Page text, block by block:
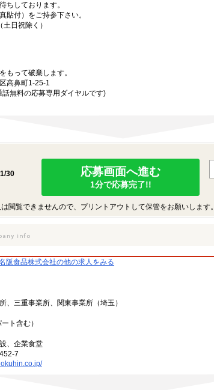
ちしております。
貼付）をご持参下さい。
日祝除く）
もって破棄します。
高鼻町1-25-1
無料の応募専用ダイヤルです)
30
応募画面へ進む
1分で応募完了!!
閲覧できませんので、プリントアウトして保管をお願いします。
阪食品株式会社の他の求人をみる
、三重事業所、関東事業所（埼玉）
ト含む）
、企業食堂
7